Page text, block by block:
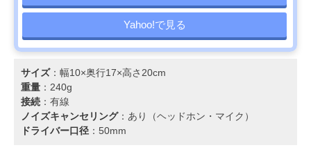
Yahoo!で見る
サイズ：幅10×奥行17×高さ20cm
重量 ：240g
接続 ：有線
ノイズキャンセリング：あり（ヘッドホン・マイク）
ドライバー口径 ：50mm